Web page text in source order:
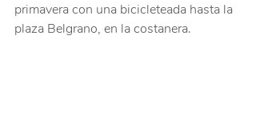
primavera con una bicicleteada hasta la
plaza Belgrano, en la costanera.